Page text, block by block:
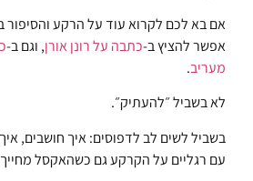
אם בא לכם לקרוא עוד על הרקע והסיפור
אפשר להציץ ב-כתבה על רונן אורן, וגם ב-
מעריב.
לא בשביל ״להעתיק״.
בשביל לשים לב לדפוסים: איך חושבים,
עם רגליים על הקרקע גם כשהאקסל